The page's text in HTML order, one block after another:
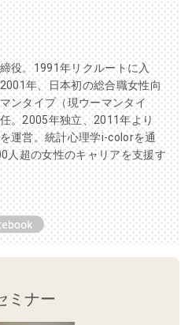
役。1991年リクルートに入
年、日本初の総合職女性向
ンタイプ（現ウーマンタイ
。2005年独立、2011年より
運営。統計心理学i-colorを通
人超の女性のキャリアを支援す
ミナー